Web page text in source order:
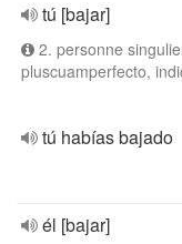
tú [bajar]
2. personne
pluscuamperfecto,
tú habías bajado
él [bajar]